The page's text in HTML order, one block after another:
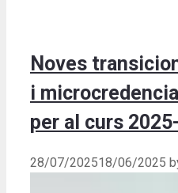
Noves
i
per al curs
28/07/202518/06/2025